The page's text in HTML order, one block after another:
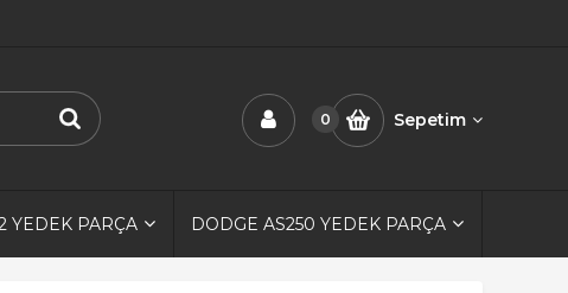
0 Sepetim
YEDEK PARÇA DODGE AS250 YEDEK PARÇA